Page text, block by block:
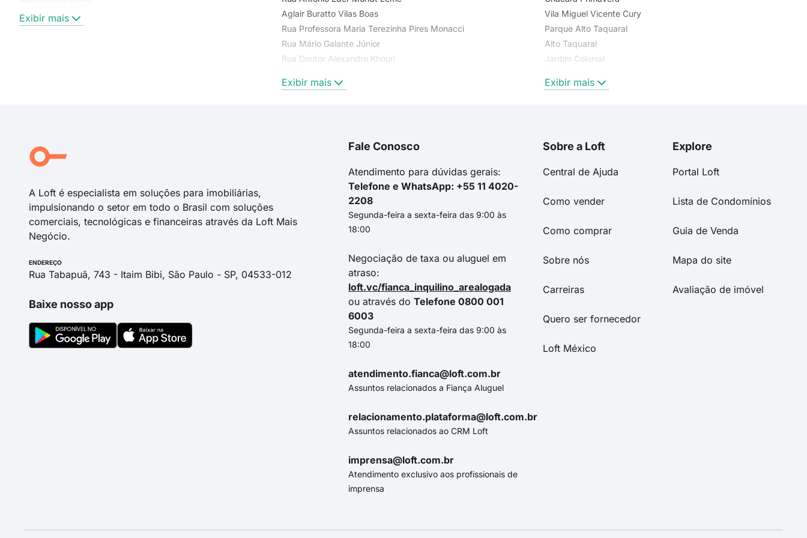
Exibir mais
Aglair Buratto Vilas Boas
Rua Professora Maria Terezinha Pires Monacci
Rua Mário Galante Júnior
Rua Doutor Alexandre Khouri
Rua Padre Petrus Joannes Dingenouts
RUA DOS GUAICURUS
Exibir mais
Vila Miguel Vicente Cury
Parque Alto Taquaral
Alto Taquaral
Jardim Colonial
Exibir mais
A Loft é especialista em soluções para imobiliárias,
impulsionando o setor em todo o Brasil com soluções
comerciais, tecnológicas e financeiras através da Loft Mais
Negócio.
ENDEREÇO
Rua Tabapuã, 743 - Itaim Bibi, São Paulo - SP, 04533-012
Baixe nosso app
Fale Conosco
Atendimento para dúvidas gerais:
Telefone e WhatsApp: +55 11 4020-
2208
Segunda-feira a sexta-feira das 9:00 às
18:00
Negociação de taxa ou aluguel em
atraso:
loft.vc/fianca_inquilino_arealogada
ou através do Telefone 0800 001
6003
Segunda-feira a sexta-feira das 9:00 às
18:00
atendimento.fianca@loft.com.br
Assuntos relacionados a Fiança Aluguel
relacionamento.plataforma@loft.com.br
Assuntos relacionados ao CRM Loft
imprensa@loft.com.br
Atendimento exclusivo aos profissionais de
imprensa
Sobre a Loft
Central de Ajuda
Como vender
Como comprar
Sobre nós
Carreiras
Quero ser fornecedor
Loft México
Explore
Portal Loft
Lista de Condomínios
Guia de Venda
Mapa do site
Avaliação de imóvel